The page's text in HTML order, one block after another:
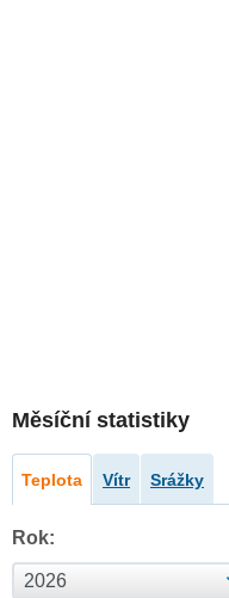
Měsíční statistiky
Teplota Vítr Srážky
Rok: